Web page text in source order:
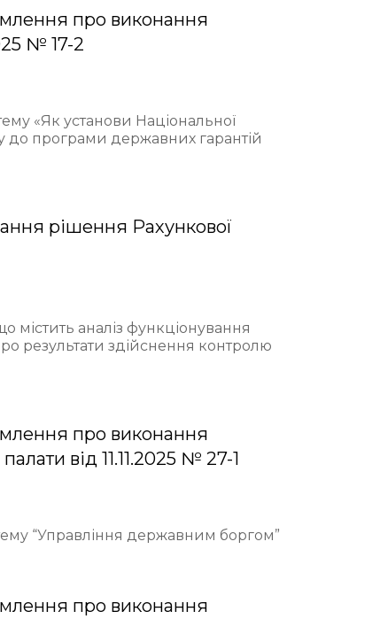
про виконання
№ 17-2
«Як установи Національної
до програми державних гарантій
рішення Рахункової
містить аналіз функціонування
результати здійснення контролю
про виконання
від 11.11.2025 № 27-1
“Управління державним боргом”
про виконання